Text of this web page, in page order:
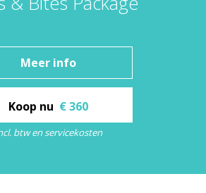
Meer info
Koop nu € 360
btw en servicekosten